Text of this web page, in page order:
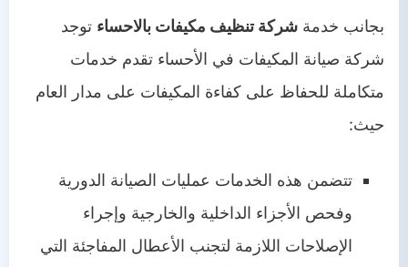
بجانب خدمة شركة تنظيف مكيفات بالاحساء توجد
شركة صيانة المكيفات في الأحساء تقدم خدمات
متكاملة للحفاظ على كفاءة المكيفات على مدار العام
حيث:
تتضمن هذه الخدمات عمليات الصيانة الدورية
وفحص الأجزاء الداخلية والخارجية وإجراء
الإصلاحات اللازمة لتجنب الأعطال المفاجئة التي